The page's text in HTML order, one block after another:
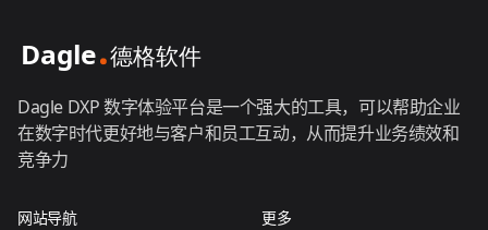
Dagle DXP 数字体验平台是一个强大的工具，可以帮助企业
在数字时代更好地与客户和员工互动，从而提升业务绩效和
竞争力
网站导航
更多